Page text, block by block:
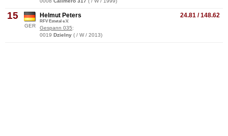
15
GER
24.81 / 148.62
Helmut Peters
RFV Estetal e.V.
Gespann 035:
0019 Dzielny ( / W / 2013)